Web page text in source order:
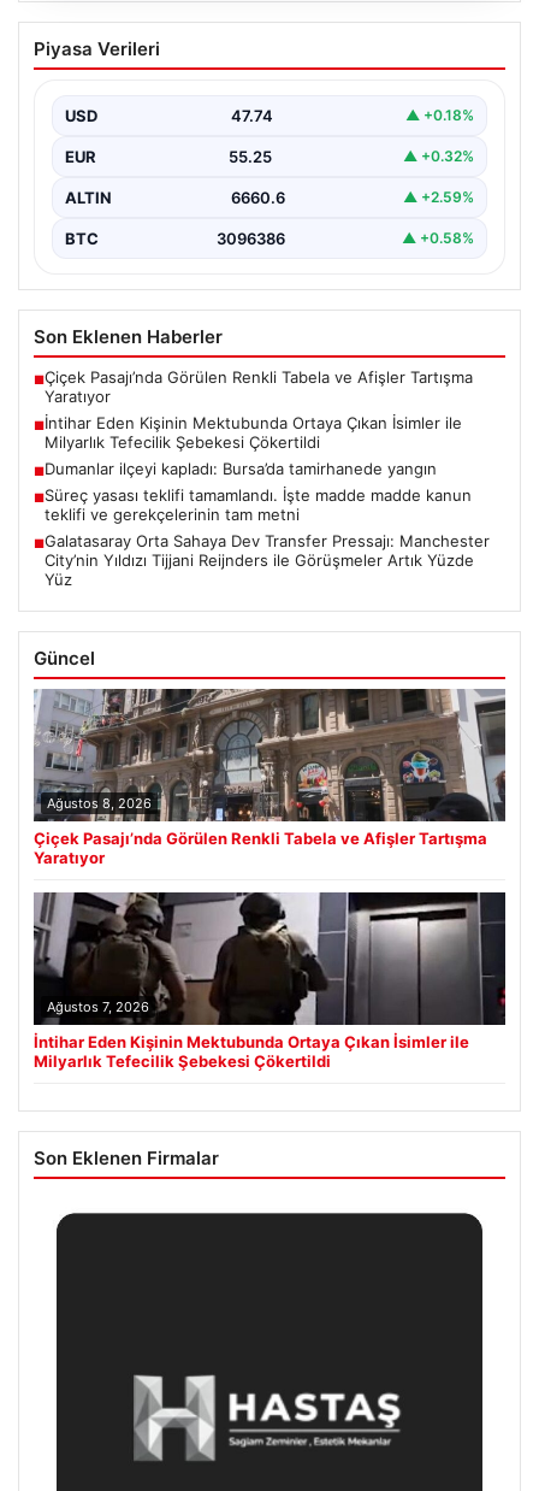
İntihar Eden Kişinin Mektubunda Ortaya
Çıkan İsimler ile Milyarlık Tefecilik
Elazığ'da, tefecilere borçlandığını belirterek yaşamına
alan…
Piyasa Verileri
USD 47.74 ▲ +0.18%
EUR 55.25 ▲ +0.32%
ALTIN 6660.6 ▲ +2.59%
BTC 3096386 ▲ +0.58%
Son Eklenen Haberler
■Çiçek Pasajı’nda Görülen Renkli Tabela ve Afişler Tartışma
Yaratıyor
■İntihar Eden Kişinin Mektubunda Ortaya Çıkan İsimler ile
Milyarlık Tefecilik Şebekesi Çökertildi
■Dumanlar ilçeyi kapladı: Bursa’da tamirhanede yangın
■Süreç yasası teklifi tamamlandı. İşte madde madde kanun
teklifi ve gerekçelerinin tam metni
■Galatasaray Orta Sahaya Dev Transfer Pressajı: Manchester
City’nin Yıldızı Tijjani Reijnders ile Görüşmeler Artık Yüzde
Yüz
Güncel
Ağustos 8, 2026
Çiçek Pasajı’nda Görülen Renkli Tabela ve Afişler Tartışma
Yaratıyor
Ağustos 7, 2026
İntihar Eden Kişinin Mektubunda Ortaya Çıkan İsimler ile
Milyarlık Tefecilik Şebekesi Çökertildi
Son Eklenen Firmalar